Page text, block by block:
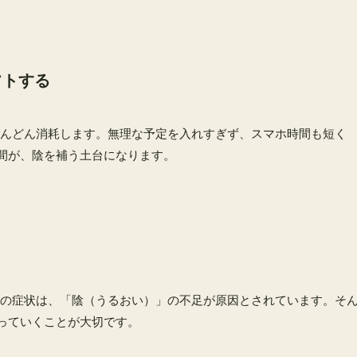
する
どん消耗します。無理な予定を入れすぎず、スマホ時間も短く
、陰を補う土台になります。
症状は、「陰（うるおい）」の不足が原因とされています。そ
いくことが大切です。